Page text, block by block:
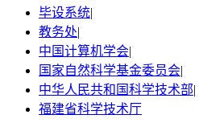
毕设系统
教务处
中国计算机学会
国家自然科学基金委员会
中华人民共和国科学技术部
福建省科学技术厅